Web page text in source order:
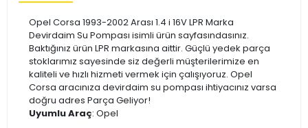
Opel Corsa 1993-2002 Arası 1.4 i 16V LPR Marka
Devirdaim Su Pompası isimli ürün sayfasındasınız.
Baktığınız ürün LPR markasına aittir. Güçlü yedek parça
stoklarımız sayesinde siz değerli müşterilerimize en
kaliteli ve hızlı hizmeti vermek için çalışıyoruz. Opel
Corsa aracınıza devirdaim su pompası ihtiyacınız varsa
doğru adres Parça Geliyor!
Uyumlu Araç: Opel